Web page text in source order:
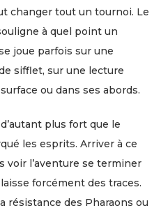
changer tout un tournoi. Le
à quel point un
joue parfois sur une
sifflet, sur une lecture
ou dans ses abords.
plus fort que le
les esprits. Arriver à ce
voir l’aventure se terminer
forcément des traces.
résistance des Pharaons ou